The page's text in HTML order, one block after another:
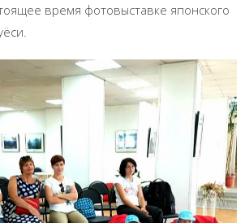
время фотовыставке японского